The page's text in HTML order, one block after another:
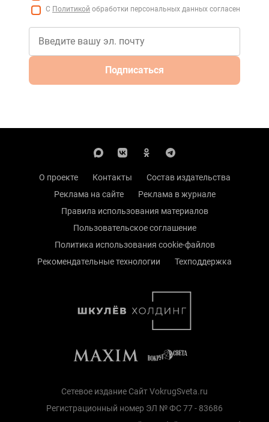
С Политикой обработки персональных данных согласен
Подписаться
О проекте Контакты
Состав издательства
Реклама на сайте
Реклама в журнале
Правила использования материалов
Пользовательское соглашение
Политика использования cookie-файлов
Рекомендательные технологии
Техподдержка
Сетевое издание Сайт VokrugSveta.ru
Регистрационный номер ЭЛ № ФС 77 - 83686